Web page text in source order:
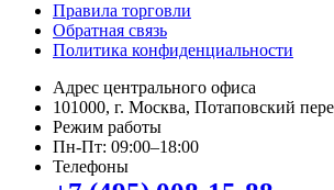
Правила торговли
Обратная связь
Политика конфиденциальности
Адрес центрального офиса
101000, г. Москва, Потаповский
Режим работы
Пн-Пт: 09:00–18:00
Телефоны